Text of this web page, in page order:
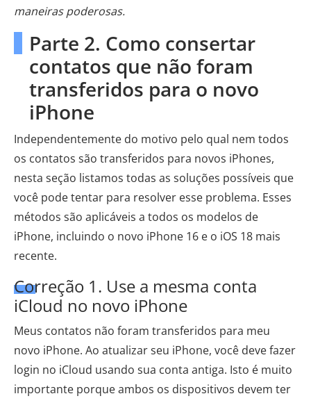
maneiras poderosas.
Parte 2. Como consertar
contatos que não foram
transferidos para o novo
iPhone
Independentemente do motivo pelo qual nem todos
os contatos são transferidos para novos iPhones,
nesta seção listamos todas as soluções possíveis que
você pode tentar para resolver esse problema. Esses
métodos são aplicáveis ​​a todos os modelos de
iPhone, incluindo o novo iPhone 16 e o iOS 18 mais
recente.
Correção 1. Use a mesma conta
iCloud no novo iPhone
Meus contatos não foram transferidos para meu
novo iPhone. Ao atualizar seu iPhone, você deve fazer
login no iCloud usando sua conta antiga. Isto é muito
importante porque ambos os dispositivos devem ter